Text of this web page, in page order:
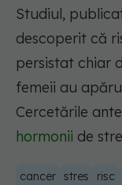
Studiul,
descoperit că
persistat chiar
femeii au
Cercetările
hormonii de
cancer stres risc